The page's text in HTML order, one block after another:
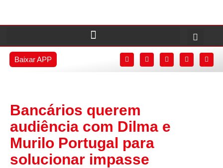
Baixar APP
Bancários querem
audiência com Dilma e
Murilo Portugal para
solucionar impasse